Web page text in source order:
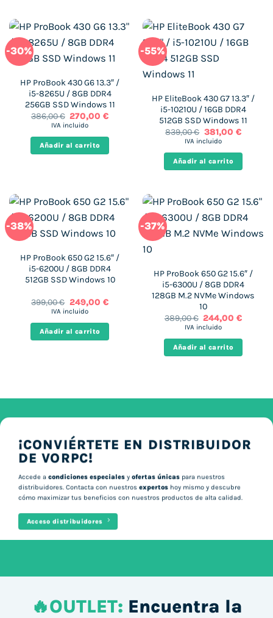
-30%
HP ProBook 430 G6 13.3″ /
i5-8265U / 8GB DDR4
256GB SSD Windows 11
386,00€ El
precio
era:
386,00 €.
270,00€El
es:
IVA incluido
Añadir al carrito
-55%
HP EliteBook 430 G7 13.3″ /
i5-10210U / 16GB DDR4
512GB SSD Windows 11
839,00€ El
precio
era:
839,00 €.
381,00 €El
es:
IVA incluido
Añadir al carrito
-38%
HP ProBook 650 G2 15.6″ /
i5-6200U / 8GB DDR4
512GB SSD Windows 10
399,00€ El
precio
era:
399,00 €.
249,00 €El
es:
IVA incluido
Añadir al carrito
-37%
HP ProBook 650 G2 15.6″ /
i5-6300U / 8GB DDR4
128GB M.2 NVMe Windows
10
389,00€ El
precio
era:
389,00 €.
244,00€El
es:
IVA incluido
Añadir al carrito
¡CONVIÉRTETE EN DISTRIBUIDOR
DE VORPC!
Accede a condiciones especiales y ofertas únicas para nuestros
distribuidores. Contacta con nuestros expertos hoy mismo y descubre
cómo maximizar tus beneficios con nuestros productos de alta calidad.
Acceso distribuidores
🔥OUTLET: Encuentra la